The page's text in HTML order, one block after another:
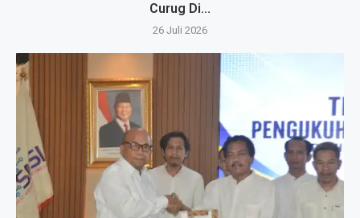
Curug Di...
26 Juli 2026